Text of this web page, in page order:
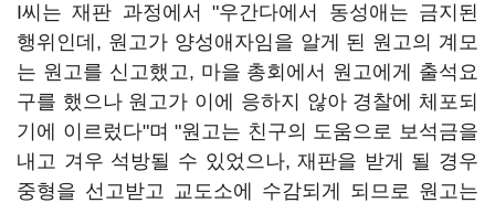
I씨는 재판 과정에서 "우간다에서 동성애는 금지된
행위인데, 원고가 양성애자임을 알게 된 원고의 계모
는 원고를 신고했고, 마을 총회에서 원고에게 출석요
구를 했으나 원고가 이에 응하지 않아 경찰에 체포되
기에 이르렀다"며 "원고는 친구의 도움으로 보석금을
내고 겨우 석방될 수 있었으나, 재판을 받게 될 경우
중형을 선고받고 교도소에 수감되게 되므로 원고는